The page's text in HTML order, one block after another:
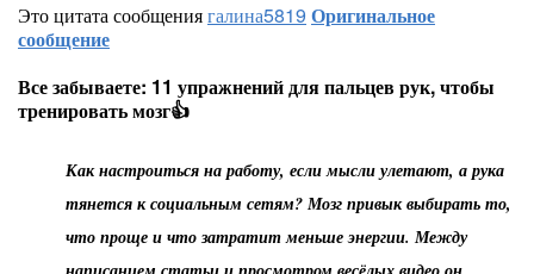
Это цитата сообщениягалина5819 Оригинальное
сообщение
Все забываете: 11 упражнений для пальцев рук, чтобы
тренировать мозг👍
Как настроиться на работу, если мысли улетают, а рука
тянется к социальным сетям? Мозг привык выбирать то,
что проще и что затратит меньше энергии. Между